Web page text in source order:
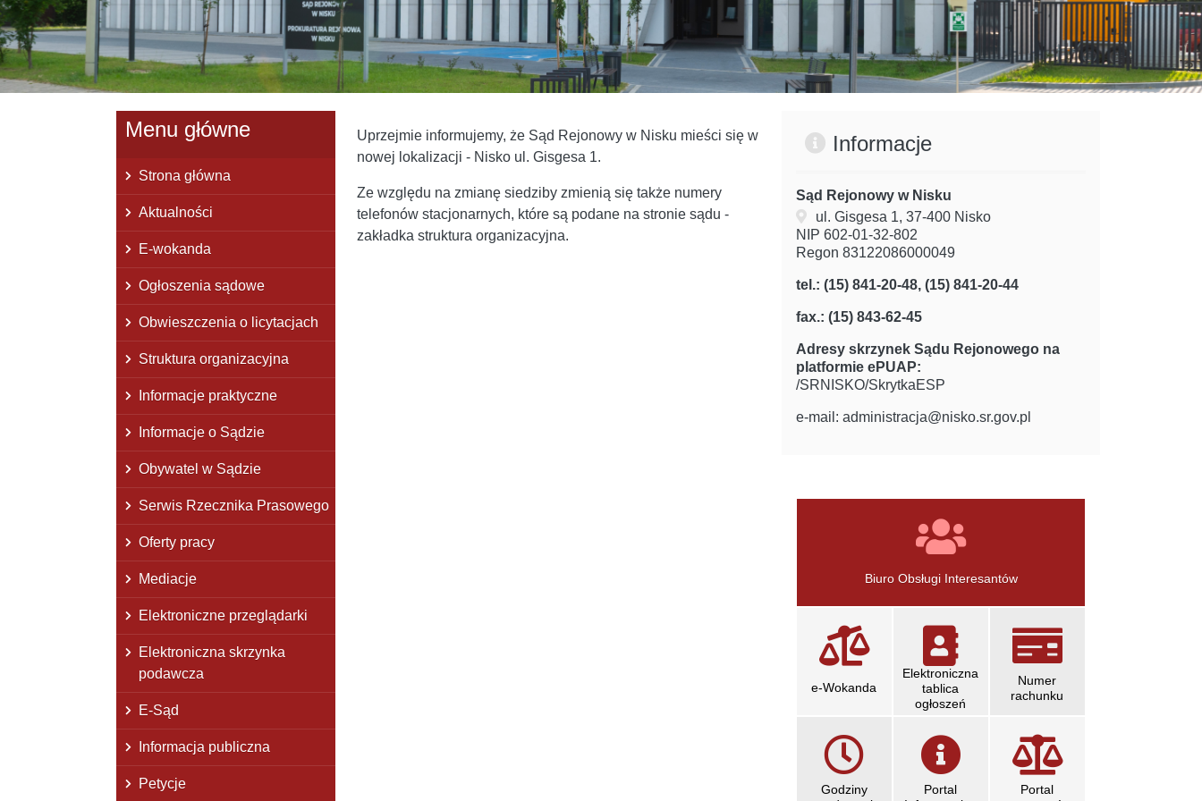
Uprzejmie informujemy, że Sąd Rejonowy w Nisku mieści się w
nowej lokalizacji - Nisko ul. Gisgesa 1.
Ze względu na zmianę siedziby zmienią się także numery
telefonów stacjonarnych, które są podane na stronie sądu -
zakładka struktura organizacyjna.
Menu główne
Strona główna
Aktualności
E-wokanda
Ogłoszenia sądowe
Obwieszczenia o licytacjach
Struktura organizacyjna
Informacje praktyczne
Informacje o Sądzie
Obywatel w Sądzie
Serwis Rzecznika Prasowego
Oferty pracy
Mediacje
Elektroniczne przeglądarki
Elektroniczna skrzynka
podawcza
E-Sąd
Informacja publiczna
Petycje
Informacje
Sąd Rejonowy w Nisku
ul. Gisgesa 1, 37-400 Nisko
NIP 602-01-32-802
Regon 83122086000049
tel.: (15) 841-20-48, (15) 841-20-44
fax.: (15) 843-62-45
Adresy skrzynek Sądu Rejonowego na
platformie ePUAP:
/SRNISKO/SkrytkaESP
e-mail: administracja@nisko.sr.gov.pl
informacyjne
Biuro Obsługi Interesantów
e-Wokanda
Elektroniczna
tablica
ogłoszeń
Numer
rachunku
Godziny
Portal
Portal